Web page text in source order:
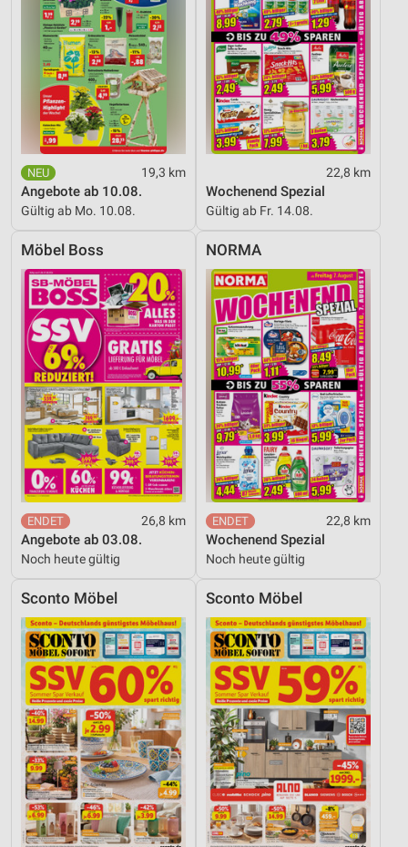
19,3 km
Angebote ab 10.08.
Gültig ab Mo. 10.08.
22,8 km
Wochenend Spezial
Gültig ab Fr. 14.08.
Möbel Boss
26,8 km
Angebote ab 03.08.
Noch heute gültig
NORMA
22,8 km
Wochenend Spezial
Noch heute gültig
Sconto Möbel Sconto Möbel